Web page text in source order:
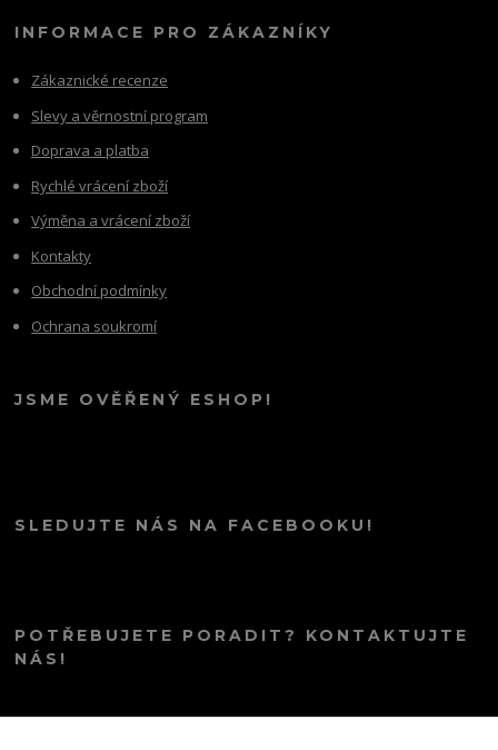
INFORMACE PRO ZÁKAZNÍKY
Zákaznické recenze
Slevy a věrnostní program
Doprava a platba
Rychlé vrácení zboží
Výměna a vrácení zboží
Kontakty
Obchodní podmínky
Ochrana soukromí
JSME OVĚŘENÝ ESHOP!
SLEDUJTE NÁS NA FACEBOOKU!
POTŘEBUJETE PORADIT? KONTAKTUJTE
NÁS!